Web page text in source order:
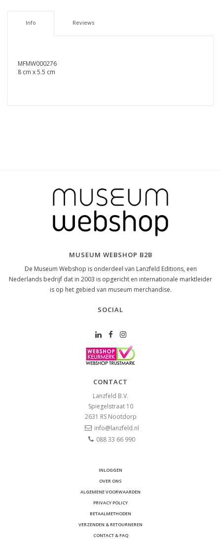
Info Reviews
MFMW000276
8 cm x 5.5 cm
MUSEUM WEBSHOP B2B
De Museum Webshop is onderdeel van Lanzfeld Editions, een
Nederlands bedrijf dat in 2003 is opgericht en internationale marktleider
is op het gebied van museum merchandise.
SOCIAL
CONTACT
Lanzfeld B.V.
Spiegelstraat 10
2631 RS Nootdorp
info@lanzfeld.nl
088 33 66 990
INLOGGEN
OVER ONS
ALGEMENE VOORWAARDEN
PRIVACY POLICY
BETAALMETHODEN
VERZENDEN & RETOURNEREN
CONTACT & FAQ